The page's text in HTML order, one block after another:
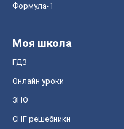
Формула-1
Моя школа
ГДЗ
Онлайн уроки
ЗНО
СНГ решебники